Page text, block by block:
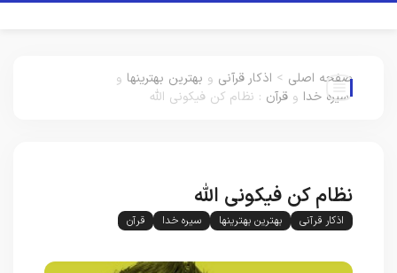
صفحه اصلی > اذکار قرآنی و بهترین بهترینها و
سیره خدا و قرآن : نظام کن فیکونی الله
نظام کن فیکونی الله
اذکار قرآنی بهترین بهترینها سیره خدا قرآن